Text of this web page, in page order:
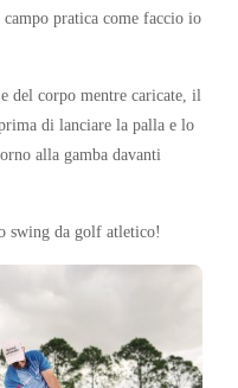
pratica come faccio io
del corpo mentre caricate, il
di lanciare la palla e lo
alla gamba davanti
swing da golf atletico!